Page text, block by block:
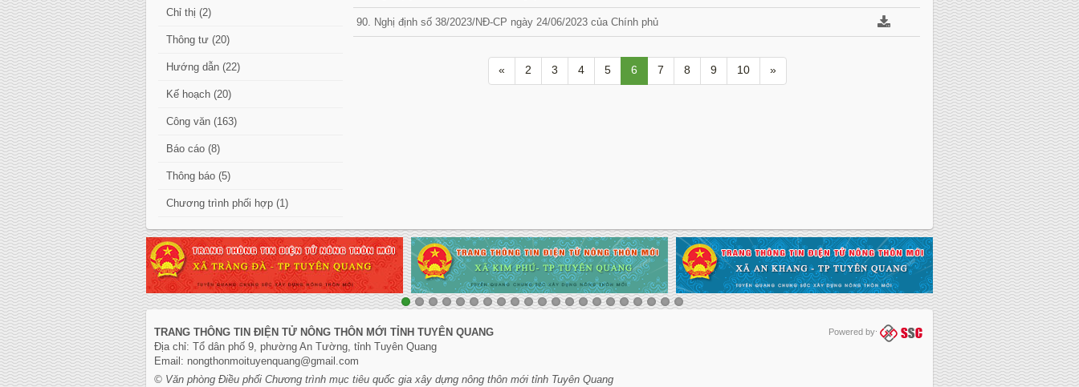
Chỉ thị (2)
Thông tư (20)
Hướng dẫn (22)
Kế hoạch (20)
Công văn (163)
Báo cáo (8)
Thông báo (5)
Chương trình phối hợp (1)
90. Nghị định số 38/2023/NĐ-CP ngày 24/06/2023 của Chính phủ
« 2 3 4 5 6 7 8 9 10 »
Powered by
TRANG THÔNG TIN ĐIỆN TỬ NÔNG THÔN MỚI TỈNH TUYÊN QUANG
Địa chỉ: Tổ dân phố 9, phường An Tường, tỉnh Tuyên Quang
Email: nongthonmoituyenquang@gmail.com
© Văn phòng Điều phối Chương trình mục tiêu quốc gia xây dựng nông thôn mới tỉnh Tuyên Quang